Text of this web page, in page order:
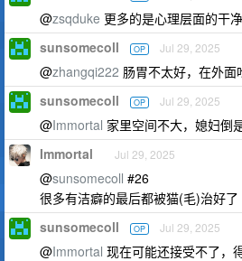
@zsqduke 更多的是心理层面的干净
sunsomecoll OP Jul 29, 2025
@zhangqi222 肠胃不太好，在外面
sunsomecoll OP Jul 29, 2025
@Immortal 家里空间不大，媳妇倒
Immortal Jul 29, 2025
@sunsomecoll #26
很多有洁癖的最后都被猫(毛)治好了
sunsomecoll OP Jul 29, 2025
@Immortal 现在可能还接受不了，